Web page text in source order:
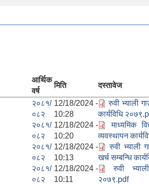
आर्थिक
वर्ष
मिति दस्तावेज
२०८१/
०८२
12/18/2024 -
10:28
रुवी भ्याली
कार्यविधि
२०८१/
०८२
12/18/2024 -
10:20
माध्यमिक
व्यवस्थापन
२०८१/
०८२
12/18/2024 -
10:13
रुवी भ्याली
खर्च सम्बन्धि
२०८१/
०८२
12/18/2024 -
10:11
रुवी
२०७९.pdf